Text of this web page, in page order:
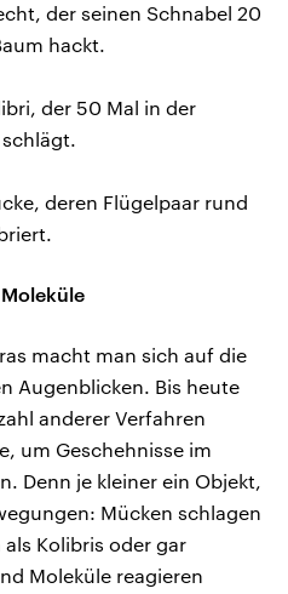
der seinen Schnabel 20
hackt.
der 50 Mal in der
deren Flügelpaar rund
macht man sich auf die
Augenblicken. Bis heute
anderer Verfahren
um Geschehnisse im
Denn je kleiner ein Objekt,
Mücken schlagen
Kolibris oder gar
Moleküle reagieren